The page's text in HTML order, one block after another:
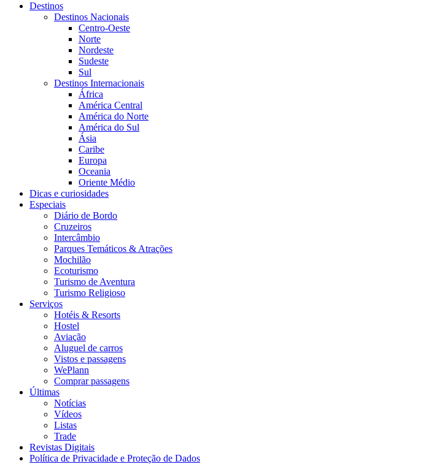
Destinos
Destinos Nacionais
Centro-Oeste
Norte
Nordeste
Sudeste
Sul
Destinos Internacionais
África
América Central
América do Norte
América do Sul
Ásia
Caribe
Europa
Oceania
Oriente Médio
Dicas e curiosidades
Especiais
Diário de Bordo
Cruzeiros
Intercâmbio
Parques Temáticos & Atrações
Mochilão
Ecoturismo
Turismo de Aventura
Turismo Religioso
Serviços
Hotéis & Resorts
Hostel
Aviação
Aluguel de carros
Vistos e passagens
WePlann
Comprar passagens
Últimas
Notícias
Vídeos
Listas
Trade
Revistas Digitais
Política de Privacidade e Proteção de Dados